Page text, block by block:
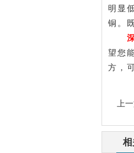
明显
铜。
望您
方，
上
相